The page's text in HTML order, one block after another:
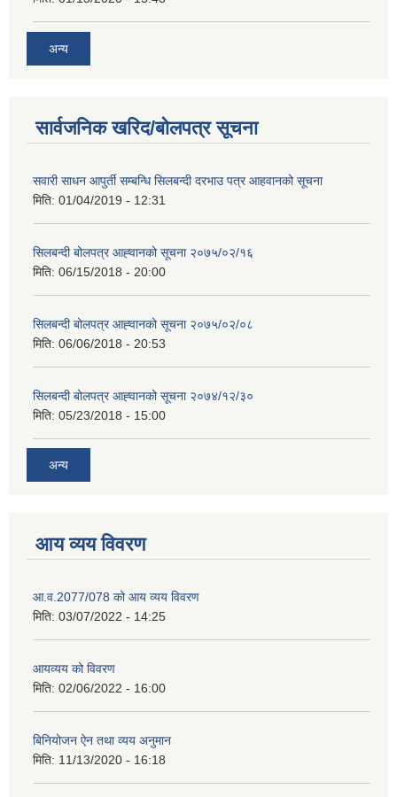
अन्य
सार्वजनिक खरिद/बोलपत्र सूचना
सवारी साधन आपुर्ती सम्बन्धि सिलबन्दी दरभाउ पत्र आहवानको सूचना
मिति: 01/04/2019 - 12:31
सिलबन्दी बोलपत्र आह्‍वानको सूचना २०७५/०२/१६
मिति: 06/15/2018 - 20:00
सिलबन्दी बोलपत्र आह्‍वानको सूचना २०७५/०२/०८
मिति: 06/06/2018 - 20:53
सिलबन्दी बोलपत्र आह्‍वानको सूचना २०७४/१२/३०
मिति: 05/23/2018 - 15:00
अन्य
आय व्यय विवरण
आ.व.2077/078 को आय व्यय विवरण
मिति: 03/07/2022 - 14:25
आयव्यय को विवरण
मिति: 02/06/2022 - 16:00
बिनियोजन ऐन तथा व्यय अनुमान
मिति: 11/13/2020 - 16:18